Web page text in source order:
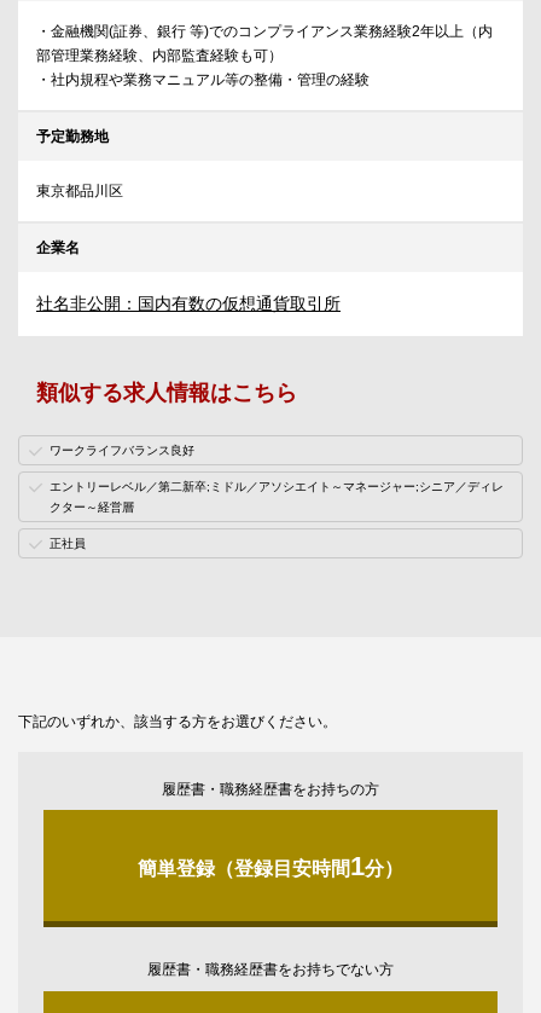
・金融機関(証券、銀行 等)でのコンプライアンス業務経験2年以上（内
部管理業務経験、内部監査経験も可）
・社内規程や業務マニュアル等の整備・管理の経験
予定勤務地
東京都品川区
企業名
社名非公開：国内有数の仮想通貨取引所
類似する求人情報はこちら
ワークライフバランス良好
エントリーレベル／第二新卒;ミドル／アソシエイト～マネージャー;シニア／ディレ
クター～経営層
正社員
下記のいずれか、該当する方をお選びください。
履歴書・職務経歴書をお持ちの方
簡単登録（登録目安時間1分）
履歴書・職務経歴書をお持ちでない方